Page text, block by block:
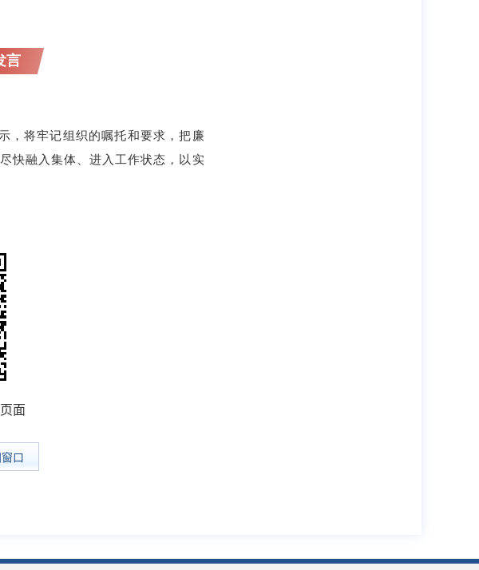
言
，将牢记组织的嘱托和要求，把廉
快融入集体、进入工作状态，以实
面
口